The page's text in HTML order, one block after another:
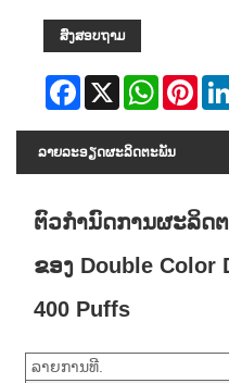
ສົ່ງສອບຖາມ
Facebook WhatsApp
ລາຍ​ລະ​ອຽດ​ຜະ​ລິດ​ຕະ​ພັນ
ຕົວກໍານົດການຜະລິດ
ຂອງ Double Color
400 Puffs
ລາຍ​ການ​ທີ.